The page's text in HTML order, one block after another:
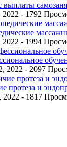
выплаты
2022 - 1792
2022 - 1994
2022 - 2097
протеза и
2022 - 1817